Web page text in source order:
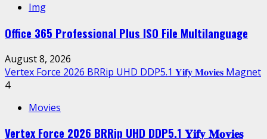
Img
Office 365 Professional Plus ISO File Multilanguage
August 8, 2026
Vertex Force 2026 BRRip UHD DDP5.1 𝐘𝐢𝐟𝐲 𝐌𝐨𝐯𝐢𝐞𝐬 Magnet
4
Movies
Vertex Force 2026 BRRip UHD DDP5.1 𝐘𝐢𝐟𝐲 𝐌𝐨𝐯𝐢𝐞𝐬